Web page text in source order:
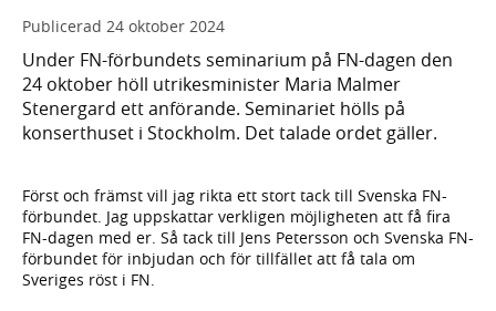
Publicerad 24 oktober 2024
Under FN-förbundets seminarium på FN-dagen den
24 oktober höll utrikesminister Maria Malmer
Stenergard ett anförande. Seminariet hölls på
konserthuset i Stockholm. Det talade ordet gäller.
Först och främst vill jag rikta ett stort tack till Svenska FN-
förbundet. Jag uppskattar verkligen möjligheten att få fira
FN-dagen med er. Så tack till Jens Petersson och Svenska FN-
förbundet för inbjudan och för tillfället att få tala om
Sveriges röst i FN.